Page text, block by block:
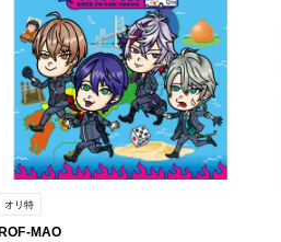
オリ特
ROF-MAO